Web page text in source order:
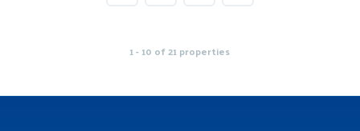
1 - 10 of 21 properties